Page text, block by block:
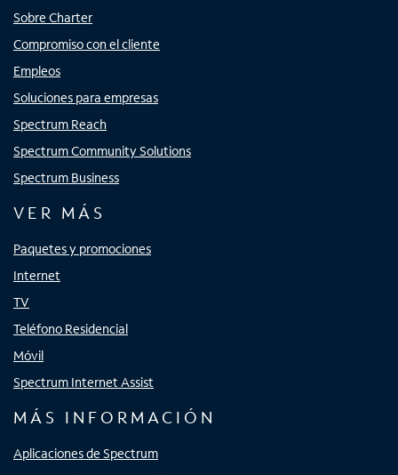
Sobre Charter
Compromiso con el cliente
Empleos
Soluciones para empresas
Spectrum Reach
Spectrum Community Solutions
Spectrum Business
VER MÁS
Paquetes y promociones
Internet
TV
Teléfono Residencial
Móvil
Spectrum Internet Assist
MÁS INFORMACIÓN
Aplicaciones de Spectrum